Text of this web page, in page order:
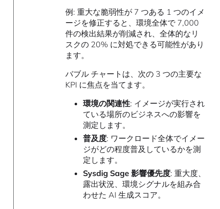
例: 重大な脆弱性が 7 つある 1 つのイメ
ージを修正すると、環境全体で 7,000
件の検出結果が削減され、全体的なリ
スクの 20% に対処できる可能性があり
ます。
バブル チャートは、次の 3 つの主要な
KPI に焦点を当てます。
環境の関連性: イメージが実行され
ている場所のビジネスへの影響を
測定します。
普及度: ワークロード全体でイメー
ジがどの程度普及しているかを測
定します。
Sysdig Sage 影響優先度: 重大度、
露出状況、環境シグナルを組み合
わせた AI 生成スコア。